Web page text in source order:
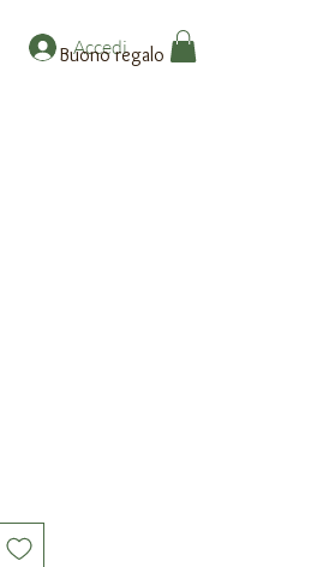
Accedi
Buono regalo